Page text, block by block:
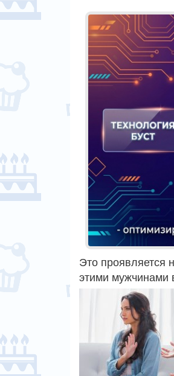
Это проявляется
этими мужчинами